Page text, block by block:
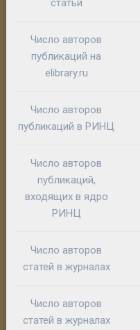
статьи
Число авторов
публикаций на
elibrary.ru
Число авторов
публикаций в РИНЦ
Число авторов
публикаций,
входящих в ядро
РИНЦ
Число авторов
статей в журналах
Число авторов
статей в журналах